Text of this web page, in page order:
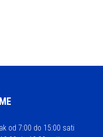
od 7:00 do 15:00 sati